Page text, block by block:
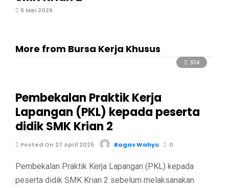
5 Mei 2026
More from Bursa Kerja Khusus
514
Pembekalan Praktik Kerja
Lapangan (PKL) kepada peserta
didik SMK Krian 2
Posted On 27 April 2025 Bagas Wahyu 0
Pembekalan Praktik Kerja Lapangan (PKL) kepada
peserta didik SMK Krian 2 sebelum melaksanakan